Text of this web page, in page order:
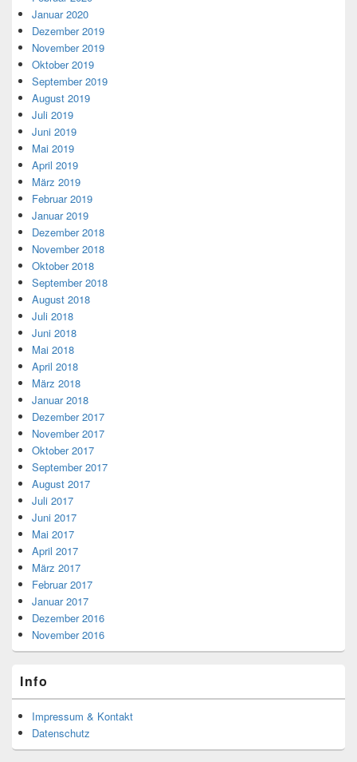
Januar 2020
Dezember 2019
November 2019
Oktober 2019
September 2019
August 2019
Juli 2019
Juni 2019
Mai 2019
April 2019
März 2019
Februar 2019
Januar 2019
Dezember 2018
November 2018
Oktober 2018
September 2018
August 2018
Juli 2018
Juni 2018
Mai 2018
April 2018
März 2018
Januar 2018
Dezember 2017
November 2017
Oktober 2017
September 2017
August 2017
Juli 2017
Juni 2017
Mai 2017
April 2017
März 2017
Februar 2017
Januar 2017
Dezember 2016
November 2016
Info
Impressum & Kontakt
Datenschutz